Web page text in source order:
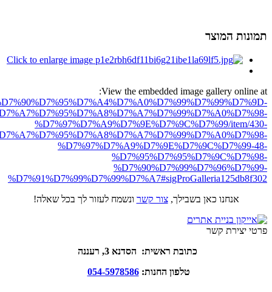
תמונות המוצר
View the embedded image gallery online at:
%D7%97%D7%A9%D7%9E%D7%9C%D7%99/item/430-
%D7%97%D7%A9%D7%9E%D7%9C%D7%99-48-
%D7%95%D7%95%D7%9C%D7%98-
%D7%90%D7%99%D7%96%D7%99-
%D7%91%D7%99%D7%99%D7%A7#sigProGalleria125db8f302
אנחנו כאן בשבילך,צור קשר ונשמח לעזור לך בכל שאלה!
פרטי יצירת קשר
כתובת ראשית: הסדנא 3, רעננה
טלפון החנות:054-5978586